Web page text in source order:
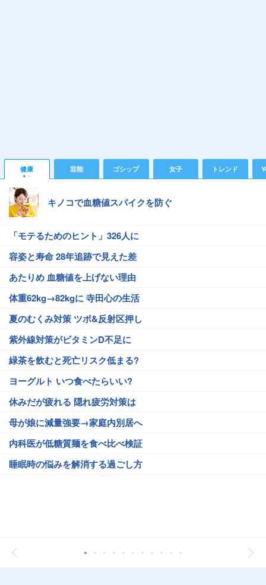
健康 芸能 ゴシップ 女子 トレンド
キノコで血糖値スパイクを防ぐ
「モテるためのヒント」326人に
容姿と寿命 28年追跡で見えた差
あたりめ 血糖値を上げない理由
体重62kg→82kgに 寺田心の生活
夏のむくみ対策 ツボ&反射区押し
紫外線対策がビタミンD不足に
緑茶を飲むと死亡リスク低まる?
ヨーグルト いつ食べたらいい?
休みだが疲れる 隠れ疲労対策は
母が娘に減量強要→家庭内別居へ
内科医が低糖質麺を食べ比べ検証
睡眠時の悩みを解消する過ごし方